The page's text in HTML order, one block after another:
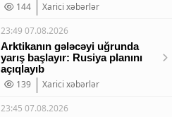
144
Xarici xəbərlər
23:49 07.08.2026
Arktikanın gələcəyi uğrunda
yarış başlayır: Rusiya planını
açıqlayıb
139
Xarici xəbərlər
23:45 07.08.2026